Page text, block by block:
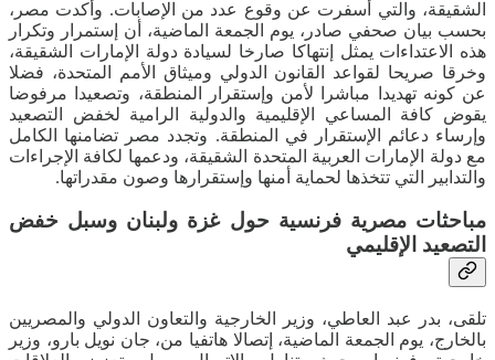
الشقيقة، والتي أسفرت عن وقوع عدد من الإصابات. وأكدت مصر،
بحسب بيان صحفي صادر، يوم الجمعة الماضية، أن إستمرار وتكرار
هذه الاعتداءات يمثل إنتهاكا صارخا لسيادة دولة الإمارات الشقيقة،
وخرقا صريحا لقواعد القانون الدولي وميثاق الأمم المتحدة، فضلا
عن كونه تهديدا مباشرا لأمن وإستقرار المنطقة، وتصعيدا مرفوضا
يقوض كافة المساعي الإقليمية والدولية الرامية لخفض التصعيد
وإرساء دعائم الإستقرار في المنطقة. وتجدد مصر تضامنها الكامل
مع دولة الإمارات العربية المتحدة الشقيقة، ودعمها لكافة الإجراءات
والتدابير التي تتخذها لحماية أمنها وإستقرارها وصون مقدراتها.
مباحثات مصرية فرنسية حول غزة ولبنان وسبل خفض
التصعيد الإقليمي
تلقى، بدر عبد العاطي، وزير الخارجية والتعاون الدولي والمصريين
بالخارج، يوم الجمعة الماضية، إتصالا هاتفيا من، جان نويل بارو، وزير